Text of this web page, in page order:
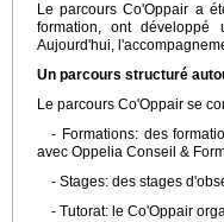
Le parcours Co'Oppair a
formation, ont développé
Aujourd'hui,
Un parcours structuré
Le parcours Co'Oppair se
- Formations: des
avec Oppelia Conseil &
- Stages: des stages
- Tutorat: le Co'Oppair